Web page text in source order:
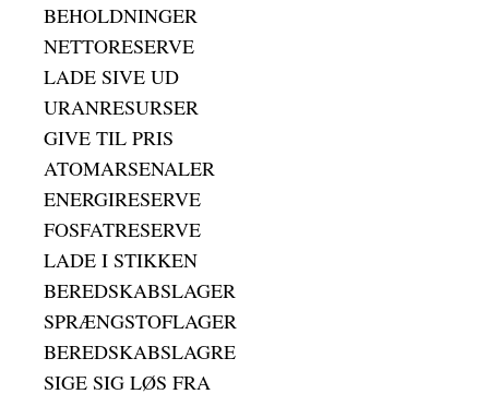
BEHOLDNINGER
NETTORESERVE
LADE SIVE UD
URANRESURSER
GIVE TIL PRIS
ATOMARSENALER
ENERGIRESERVE
FOSFATRESERVE
LADE I STIKKEN
BEREDSKABSLAGER
SPRÆNGSTOFLAGER
BEREDSKABSLAGRE
SIGE SIG LØS FRA